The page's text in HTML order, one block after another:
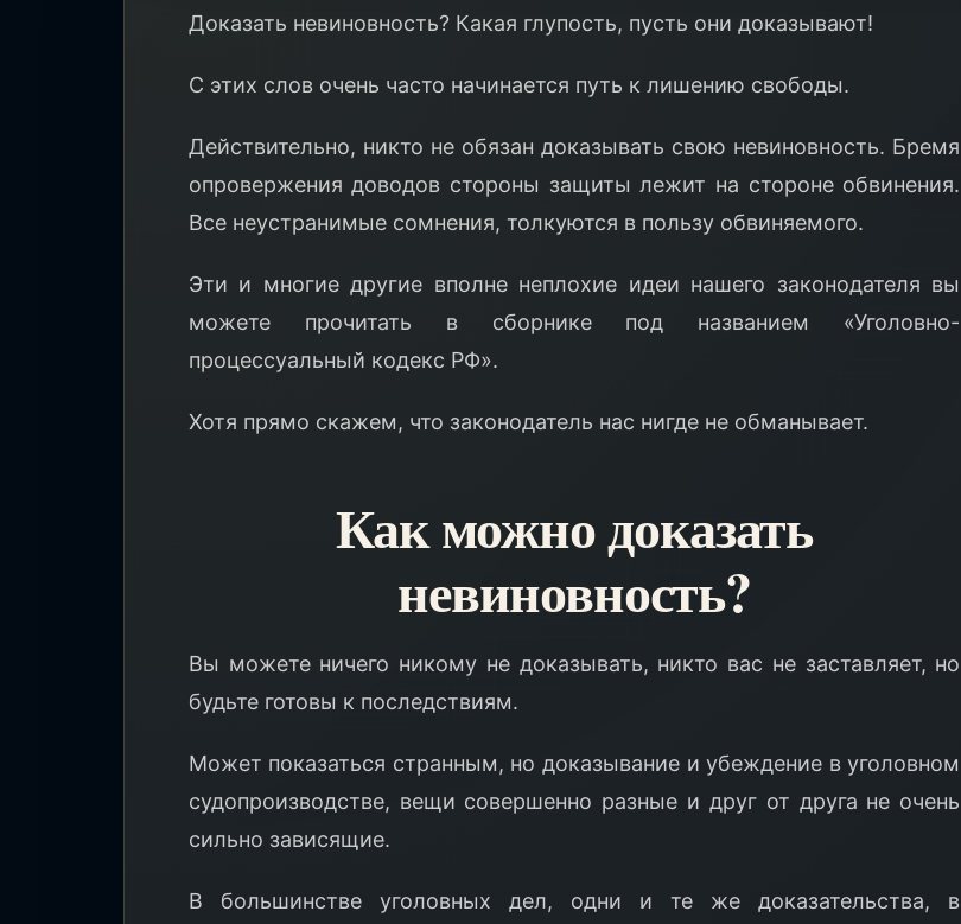
Доказать невиновность? Какая глупость, пусть они доказывают!
С этих слов очень часто начинается путь к лишению свободы.
Действительно, никто не обязан доказывать свою невиновность. Бремя
опровержения доводов стороны защиты лежит на стороне обвинения.
Все неустранимые сомнения, толкуются в пользу обвиняемого.
Эти и многие другие вполне неплохие идеи нашего законодателя вы
можете прочитать в сборнике под названием «Уголовно-
процессуальный кодекс РФ».
Хотя прямо скажем, что законодатель нас нигде не обманывает.
Как можно доказать
невиновность?
Вы можете ничего никому не доказывать, никто вас не заставляет, но
будьте готовы к последствиям.
Может показаться странным, но доказывание и убеждение в уголовном
судопроизводстве, вещи совершенно разные и друг от друга не очень
сильно зависящие.
В большинстве уголовных дел, одни и те же доказательства, в